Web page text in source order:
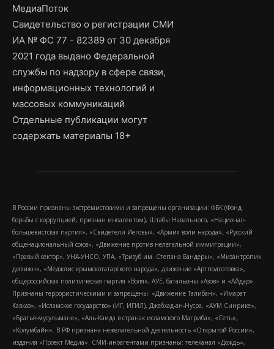
МедиаПоток
Свидетельство о регистрации СМИ
ИА № ФС 77 - 82389 от 30 декабря
2021 года выдано Федеральной
службы по надзору в сфере связи,
информационных технологий и
массовых коммуникаций
Отдельные публикации могут
содержать материалы 18+
В России признаны экстремистскими и запрещены организации: ФБК (Фонд
борьбы с коррупцией, признан иноагентом), Штабы Навального, «Национал-
большевистская партия», «Свидетели Иеговы», «Армия воли народа», «Русский
общенациональный союз», «Движение против нелегальной иммиграции»,
«Правый сектор», УНА-УНСО, УПА, «Тризуб им. Степана Бандеры», «Мизантропик
дивижн», «Меджлис крымскотатарского народа», движение «Артподготовка»,
общероссийская политическая партия «Воля», АУЕ, батальоны «Азов» и «Айдар».
Признаны террористическими и запрещены: «Движение Талибан», «Имарат
Кавказ», «Исламское государство» (ИГ, ИГИЛ), Джебхад-ан-Нусра, «АУМ Синрике»,
«Братья-мусульмане», «Аль-Каида в странах исламского Магриба», «Сеть»,
«Колумбайн». В РФ признана нежелательной деятельность «Открытой России»,
издания «Проект Медиа». СМИ-иноагентами признаны: телеканал «Дождь»,